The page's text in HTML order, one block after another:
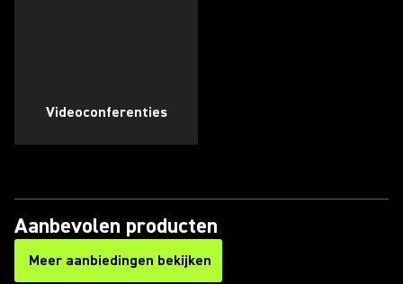
Videoconferenties
Aanbevolen producten
Meer aanbiedingen bekijken
(Opens in a new tab)